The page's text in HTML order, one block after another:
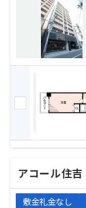
アコール住吉
敷金礼金なし